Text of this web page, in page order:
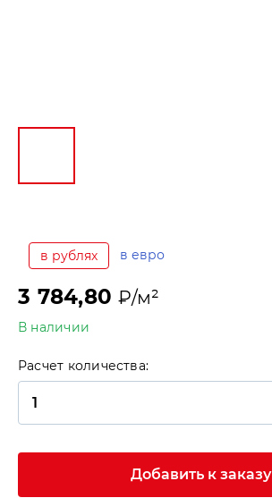
в рублях в евро
3 784,80₽/м²
В наличии
Расчет количества:
Добавить к заказу